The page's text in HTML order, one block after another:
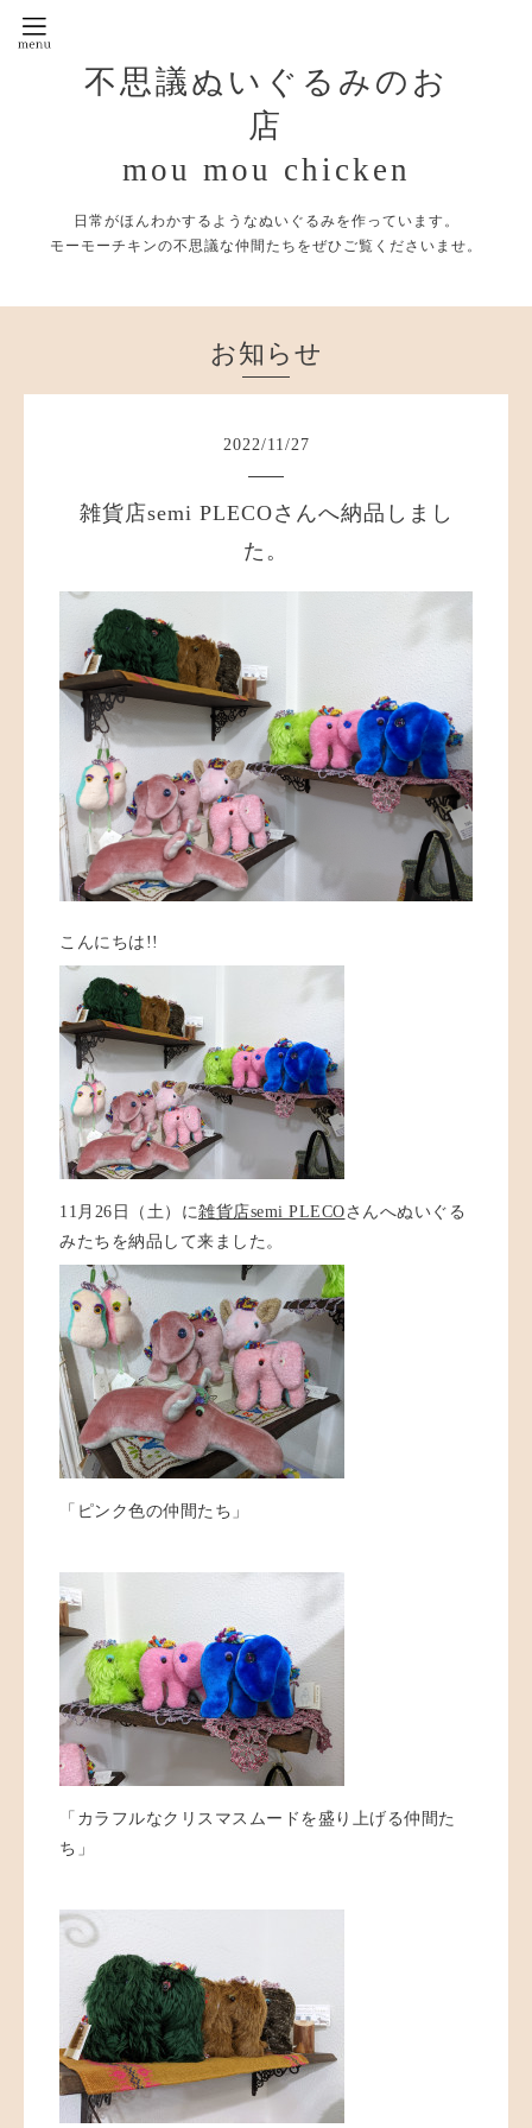
不思議ぬいぐるみのお
店
mou mou chicken
日常がほんわかするようなぬいぐるみを作っています。
モーモーチキンの不思議な仲間たちをぜひご覧くださいませ。
お知らせ
2022/11/27
雑貨店semi PLECOさんへ納品しまし
た。
こんにちは!!
11月26日（土）に雑貨店semi PLECO さんへぬいぐる
みたちを納品して来ました。
「ピンク色の仲間たち」
「カラフルなクリスマスムードを盛り上げる仲間た
ち」